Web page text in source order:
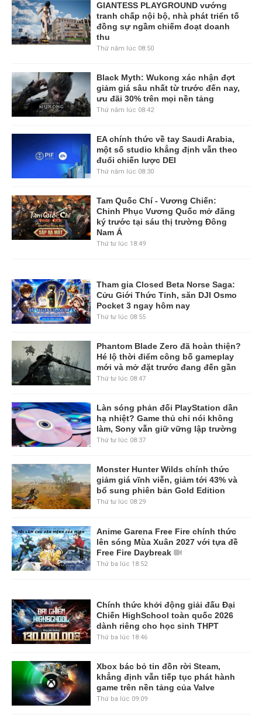
GIANTESS PLAYGROUND vướng
tranh chấp nội bộ, nhà phát triển tố
đồng sự ngầm chiếm đoạt doanh
thu
Thứ năm lúc 08:50
Black Myth: Wukong xác nhận đợt
giảm giá sâu nhất từ trước đến nay,
ưu đãi 30% trên mọi nền tảng
Thứ năm lúc 08:42
EA chính thức về tay Saudi Arabia,
một số studio khẳng định vẫn theo
đuổi chiến lược DEI
Thứ năm lúc 08:30
Tam Quốc Chí - Vương Chiến:
Chinh Phục Vương Quốc mở đăng
ký trước tại sáu thị trường Đông
Nam Á
Thứ tư lúc 18:49
Tham gia Closed Beta Norse Saga:
Cửu Giới Thức Tỉnh, săn DJI Osmo
Pocket 3 ngay hôm nay
Thứ tư lúc 08:55
Phantom Blade Zero đã hoàn thiện?
Hé lộ thời điểm công bố gameplay
mới và mở đặt trước đang đến gần
Thứ tư lúc 08:47
Làn sóng phản đối PlayStation dần
hạ nhiệt? Game thủ chỉ nói không
làm, Sony vẫn giữ vững lập trường
Thứ tư lúc 08:37
Monster Hunter Wilds chính thức
giảm giá vĩnh viễn, giảm tới 43% và
bổ sung phiên bản Gold Edition
Thứ tư lúc 08:29
Anime Garena Free Fire chính thức
lên sóng Mùa Xuân 2027 với tựa đề
Free Fire Daybreak
Thứ ba lúc 18:52
Chính thức khởi động giải đấu Đại
Chiến HighSchool toàn quốc 2026
dành riêng cho học sinh THPT
Thứ ba lúc 18:46
Xbox bác bỏ tin đồn rời Steam,
khẳng định vẫn tiếp tục phát hành
game trên nền tảng của Valve
Thứ ba lúc 09:09